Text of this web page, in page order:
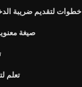
6 خطوات لتقديم ضريبة
صيغة
تعلم